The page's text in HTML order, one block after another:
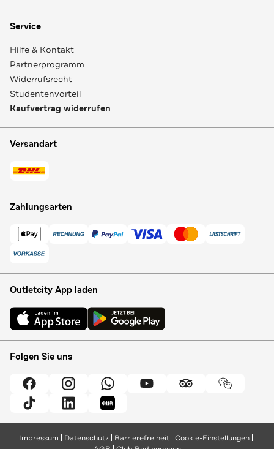
Service
Hilfe & Kontakt
Partnerprogramm
Widerrufsrecht
Studentenvorteil
Kaufvertrag widerrufen
Versandart
Zahlungsarten
Outletcity App laden
Folgen Sie uns
Impressum Datenschutz Barrierefreiheit Cookie-Einstellungen